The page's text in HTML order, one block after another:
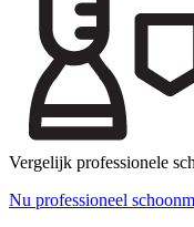
Vergelijk professionele
Nu professioneel